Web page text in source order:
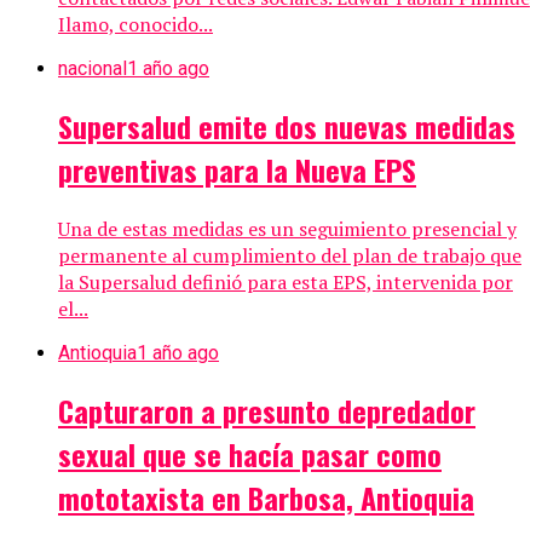
Ilamo, conocido...
nacional1 año ago
Supersalud emite dos nuevas medidas
preventivas para la Nueva EPS
Una de estas medidas es un seguimiento presencial y
permanente al cumplimiento del plan de trabajo que
la Supersalud definió para esta EPS, intervenida por
el...
Antioquia1 año ago
Capturaron a presunto depredador
sexual que se hacía pasar como
mototaxista en Barbosa, Antioquia